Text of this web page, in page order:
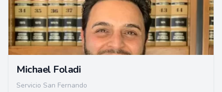
Michael Foladi
Servicio San Fernando